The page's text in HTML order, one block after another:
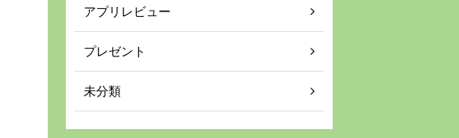
アプリレビュー
プレゼント
未分類